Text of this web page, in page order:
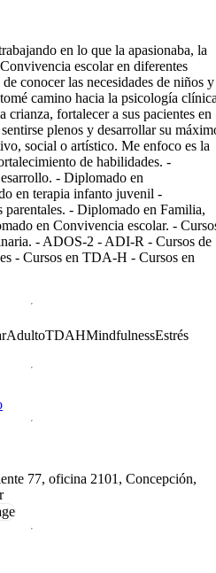
en lo que la apasionaba, la
escolar en diferentes
conocer las necesidades de niños y
camino hacia la psicología
crianza, fortalecer a sus pacientes en
plenos y desarrollar su
social o artístico. Me enfoco es la
de habilidades. -
- Diplomado en
en terapia infanto juvenil -
- Diplomado en Familia,
en Convivencia escolar. -
- ADOS-2 - ADI-R - Cursos de
- Cursos en TDA-H - Cursos en
AdultoTDAHMindfulnessEstrés
77, oficina 2101, Concepción,